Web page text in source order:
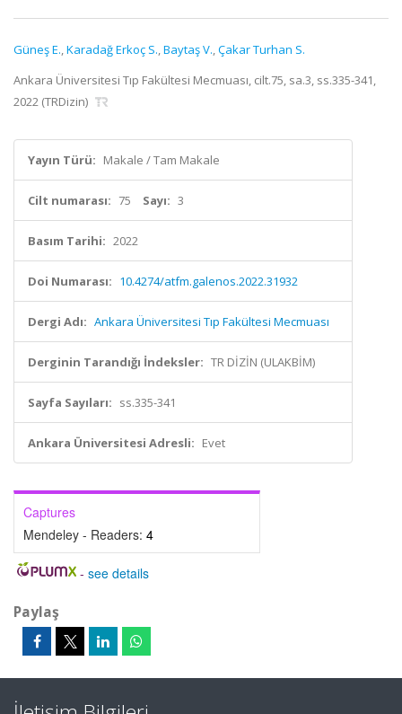
Güneş E.,Karadağ Erkoç S.,Baytaş V.,Çakar Turhan S.
Ankara Üniversitesi Tıp Fakültesi Mecmuası, cilt.75, sa.3, ss.335-341,
2022 (TRDizin)
Yayın Türü: Makale / Tam Makale
Cilt numarası: 75 Sayı: 3
Basım Tarihi: 2022
Doi Numarası: 10.4274/atfm.galenos.2022.31932
Dergi Adı: Ankara Üniversitesi Tıp Fakültesi Mecmuası
Derginin Tarandığı İndeksler: TR DİZİN (ULAKBİM)
Sayfa Sayıları: ss.335-341
Ankara Üniversitesi Adresli: Evet
Captures
Mendeley - Readers: 4
- see details
Paylaş